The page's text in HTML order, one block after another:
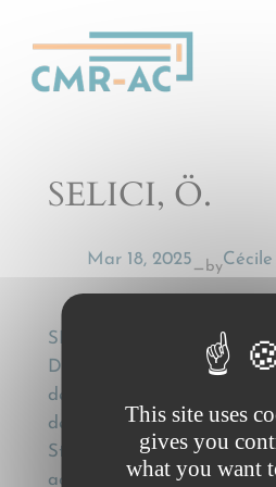
SELICI, Ö.
Mar 18, 2025— by
SELICI, Ö., Die Haftung
Deutschem und Türkischem
den Bestimmungen­ des
den Beförderungsvertrag­
Straßengüterverkehr [The
according to German and
This site uses
gives you
what you want